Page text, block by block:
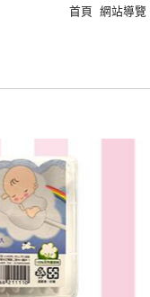
首頁 網站導覽